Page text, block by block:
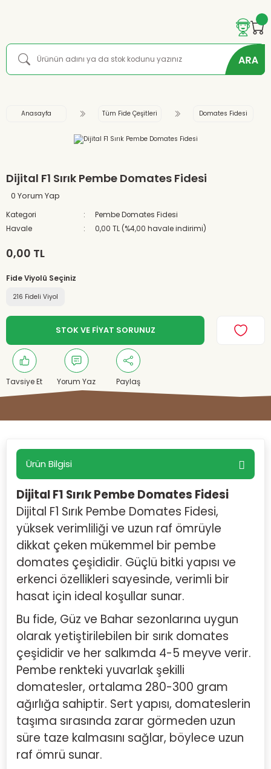
Anasayfa Tüm Fide Çeşitleri Domates Fidesi
Dijital F1 Sırık Pembe Domates Fidesi
0 Yorum Yap
Kategori
Pembe Domates Fidesi
Havale
0,00 TL (%4,00 havale indirimi)
0,00 TL
Fide Viyolü Seçiniz
216 Fideli Viyol
STOK VE FİYAT SORUNUZ
Tavsiye Et Yorum Yaz Paylaş
Ürün Bilgisi
Dijital F1 Sırık Pembe Domates Fidesi
Dijital F1 Sırık Pembe Domates Fidesi,
yüksek verimliliği ve uzun raf ömrüyle
dikkat çeken mükemmel bir pembe
domates çeşididir. Güçlü bitki yapısı ve
erkenci özellikleri sayesinde, verimli bir
hasat için ideal koşullar sunar.
Bu fide, Güz ve Bahar sezonlarına uygun
olarak yetiştirilebilen bir sırık domates
çeşididir ve her salkımda 4-5 meyve verir.
Pembe renkteki yuvarlak şekilli
domatesler, ortalama 280-300 gram
ağırlığa sahiptir. Sert yapısı, domateslerin
taşıma sırasında zarar görmeden uzun
süre taze kalmasını sağlar, böylece uzun
raf ömrü sunar.